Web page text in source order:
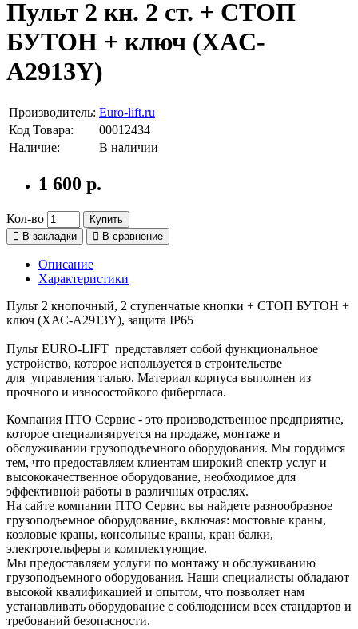
Пульт 2 кн. 2 ст. + СТОП
БУТОН + ключ (XАC-
A2913Y)
Производитель: Euro-lift.ru
Код Товара:
00012434
Наличие:
В наличии
1 600 р.
Кол-во
Купить
В закладки
В сравнение
Описание
Характеристики
Пульт 2 кнопочный, 2 ступенчатые кнопки + СТОП БУТОН +
ключ (XАС-A2913Y), защита IP65
Пульт EURO-LIFT представляет собой функциональное
устройство, которое используется в строительстве
для управления талью. Материал корпуса выполнен из
прочного и износостойкого фибергласа.
Компания ПТО Сервис - это производственное предприятие,
которое специализируется на продаже, монтаже и
обслуживании грузоподъемного оборудования. Мы гордимся
тем, что предоставляем клиентам широкий спектр услуг и
высококачественное оборудование, необходимое для
эффективной работы в различных отраслях.
На сайте компании ПТО Сервис вы найдете разнообразное
грузоподъемное оборудование, включая: мостовые краны,
козловые краны, консольные краны, кран балки,
электротельферы и комплектующие.
Мы предоставляем услуги по монтажу и обслуживанию
грузоподъемного оборудования. Наши специалисты обладают
высокой квалификацией и опытом, что позволяет нам
устанавливать оборудование с соблюдением всех стандартов и
требований безопасности.